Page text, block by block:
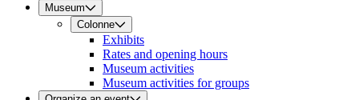
Museum
Colonne
Exhibits
Rates and opening hours
Museum activities
Museum activities for groups